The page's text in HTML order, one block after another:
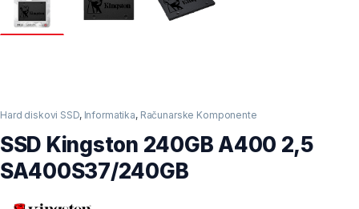
Hard diskovi SSD, Informatika, Računarske Komponente
SSD Kingston 240GB A400 2,5
SA400S37/240GB